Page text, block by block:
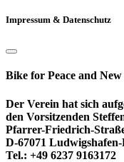
Impressum & Datenschutz
Bike for Peace and New
Der Verein hat sich
den Vorsitzenden
Pfarrer-Friedrich-
D-67071
Tel.: +49 6237 9163172